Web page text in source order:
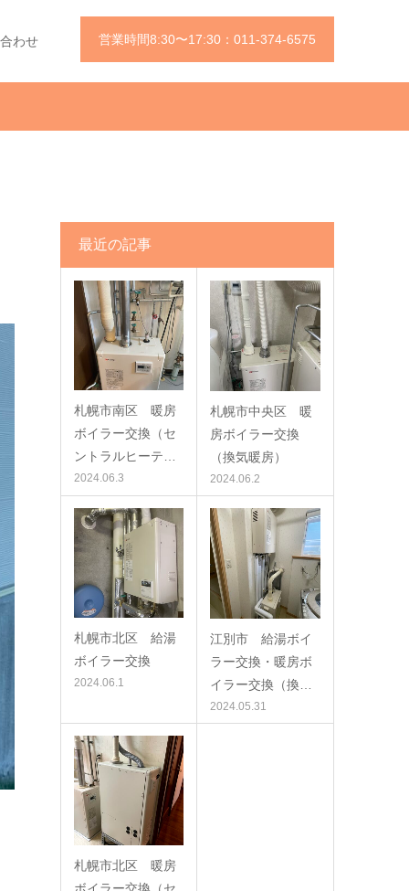
営業時間8:30〜17:30：011-374-6575
わせ
最近の記事
札幌市南区 暖房
ボイラー交換（セ
ントラルヒーテ…
2024.06.3
札幌市中央区 暖
房ボイラー交換
（換気暖房）
2024.06.2
札幌市北区 給湯
ボイラー交換
2024.06.1
江別市 給湯ボイ
ラー交換・暖房ボ
イラー交換（換…
2024.05.31
札幌市北区 暖房